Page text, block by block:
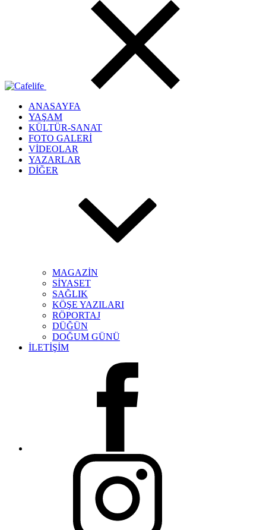
ANASAYFA
YAŞAM
KÜLTÜR-SANAT
FOTO GALERİ
VİDEOLAR
YAZARLAR
DİĞER
MAGAZİN
SİYASET
SAĞLIK
KÖŞE YAZILARI
RÖPORTAJ
DÜĞÜN
DOĞUM GÜNÜ
İLETİŞİM